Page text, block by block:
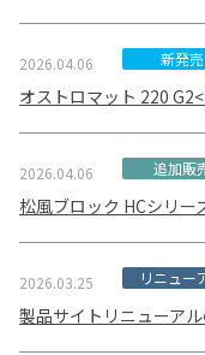
2026.04.06 新発売
オストロマット 220
2026.04.06 追加販
松風ブロック HCシリー
2026.03.25 リニュー
製品サイトリニューア